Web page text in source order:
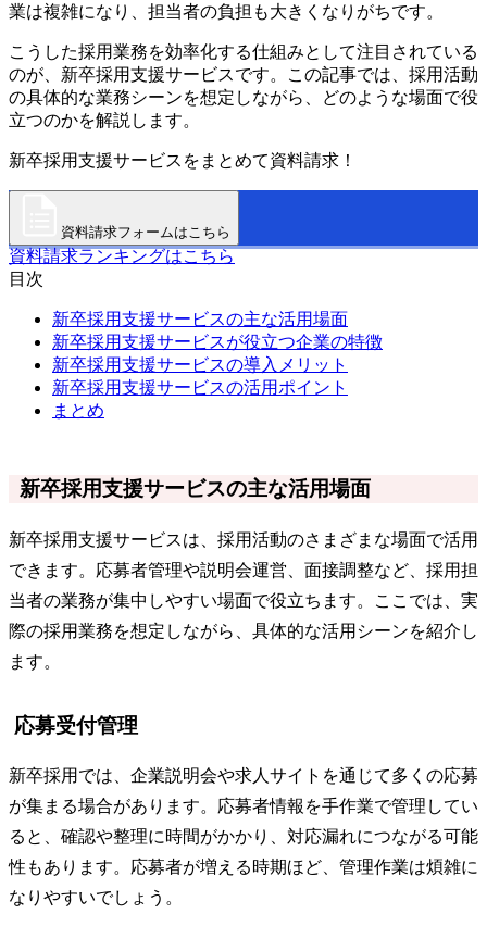
業は複雑になり、担当者の負担も大きくなりがちです。
こうした採用業務を効率化する仕組みとして注目されている
のが、新卒採用支援サービスです。この記事では、採用活動
の具体的な業務シーンを想定しながら、どのような場面で役
立つのかを解説します。
新卒採用支援サービスをまとめて資料請求！
資料請求フォームはこちら
資料請求ランキングはこちら
目次
新卒採用支援サービスの主な活用場面
新卒採用支援サービスが役立つ企業の特徴
新卒採用支援サービスの導入メリット
新卒採用支援サービスの活用ポイント
まとめ
新卒採用支援サービスの主な活用場面
新卒採用支援サービスは、採用活動のさまざまな場面で活用
できます。応募者管理や説明会運営、面接調整など、採用担
当者の業務が集中しやすい場面で役立ちます。ここでは、実
際の採用業務を想定しながら、具体的な活用シーンを紹介し
ます。
応募受付管理
新卒採用では、企業説明会や求人サイトを通じて多くの応募
が集まる場合があります。応募者情報を手作業で管理してい
ると、確認や整理に時間がかかり、対応漏れにつながる可能
性もあります。応募者が増える時期ほど、管理作業は煩雑に
なりやすいでしょう。